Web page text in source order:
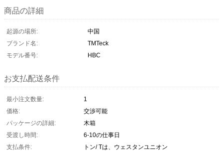
商品の詳細
起源の場所:
中国
ブランド名:
TMTeck
モデル番号:
HBC
お支払配送条件
最小注文数量:
1
価格:
交渉可能
パッケージの詳細:
木箱
受渡し時間:
6-10の仕事日
支払条件:
トン/ Tは、ウェスタンユニオン